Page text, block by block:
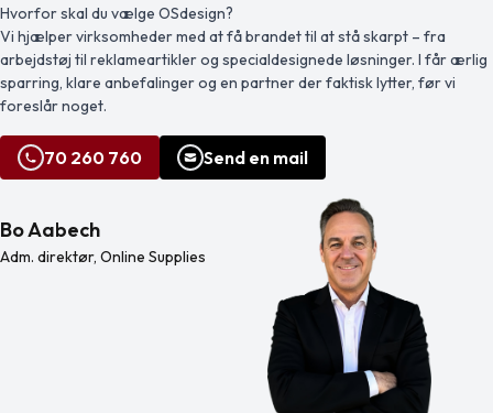
Hvorfor skal du vælge OSdesign?
Vi hjælper virksomheder med at få brandet til at stå skarpt – fra
arbejdstøj til reklameartikler og specialdesignede løsninger. I får ærlig
sparring, klare anbefalinger og en partner der faktisk lytter, før vi
foreslår noget.
70 260 760 Send en mail
Bo Aabech
Adm. direktør, Online Supplies